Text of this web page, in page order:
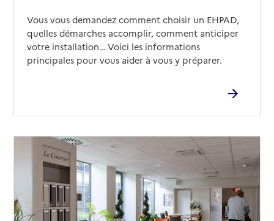
Vous vous demandez comment choisir un EHPAD,
quelles démarches accomplir, comment anticiper
votre installation… Voici les informations
principales pour vous aider à vous y préparer.